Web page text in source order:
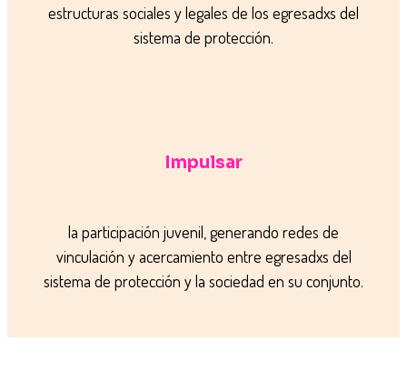
estructuras sociales y legales de los egresadxs del
sistema de protección.
Impulsar
la participación juvenil, generando redes de
vinculación y acercamiento entre egresadxs del
sistema de protección y la sociedad en su conjunto.